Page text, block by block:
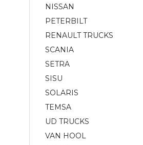
NISSAN
PETERBILT
RENAULT TRUCKS
SCANIA
SETRA
SISU
SOLARIS
TEMSA
UD TRUCKS
VAN HOOL